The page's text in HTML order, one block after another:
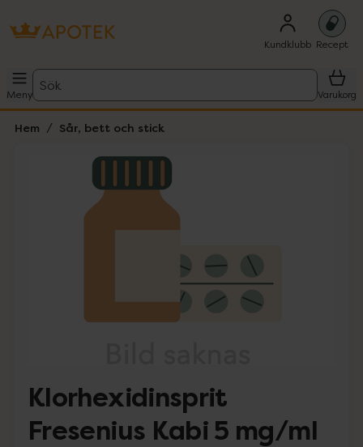
Kundklubb Recept
Meny
Sök
Varukorg
Hem Sår, bett och stick
Lista: . Innehåller 1 objekt.
Klorhexidinsprit
Fresenius Kabi 5 mg/ml